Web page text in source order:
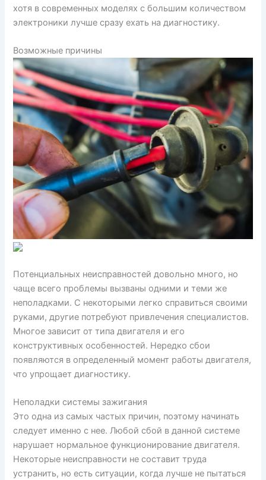
хотя в современных моделях с большим количеством
электроники лучше сразу ехать на диагностику.
Возможные причины
Потенциальных неисправностей довольно много, но
чаще всего проблемы вызваны одними и теми же
неполадками. С некоторыми легко справиться своими
руками, другие потребуют привлечения специалистов.
Многое зависит от типа двигателя и его
конструктивных особенностей. Нередко сбои
появляются в определенный момент работы двигателя,
что упрощает диагностику.
Неполадки системы зажигания
Это одна из самых частых причин, поэтому начинать
следует именно с нее. Любой сбой в данной системе
нарушает нормальное функционирование двигателя.
Некоторые неисправности не составит труда
устранить, но есть ситуации, когда лучше не пытаться